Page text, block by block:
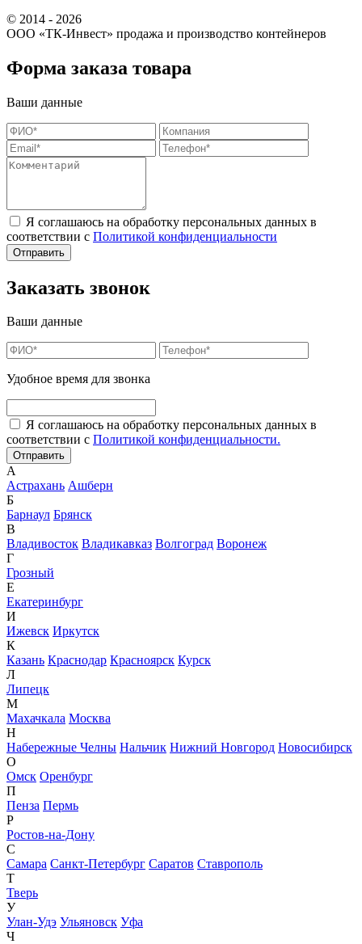
© 2014 - 2026
ООО «ТК-Инвест» продажа и производство контейнеров
Форма заказа товара
Ваши данные
Я соглашаюсь на обработку персональных данных в
соответствии с Политикой конфиденциальности
Заказать звонок
Ваши данные
Удобное время для звонка
Я соглашаюсь на обработку персональных данных в
соответствии с Политикой конфиденциальности.
А
Астрахань Ашберн
Б
Барнаул Брянск
В
Владивосток Владикавказ Волгоград Воронеж
Г
Грозный
Е
Екатеринбург
И
Ижевск Иркутск
К
Казань Краснодар Красноярск Курск
Л
Липецк
М
Махачкала Москва
Н
Набережные Челны Нальчик Нижний Новгород Новосибирск
О
Омск Оренбург
П
Пенза Пермь
Р
Ростов-на-Дону
С
Самара Санкт-Петербург Саратов Ставрополь
Т
Тверь
У
Улан-Удэ Ульяновск Уфа
Ч